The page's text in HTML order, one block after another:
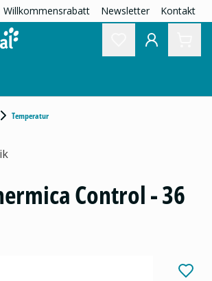
Willkommensrabatt Newsletter Kontakt
Temperatur
Control - 36